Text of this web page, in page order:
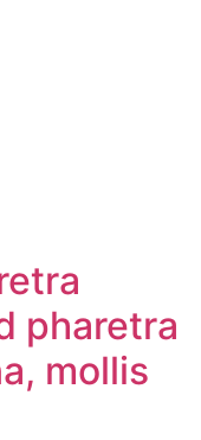
pharetra
mollis